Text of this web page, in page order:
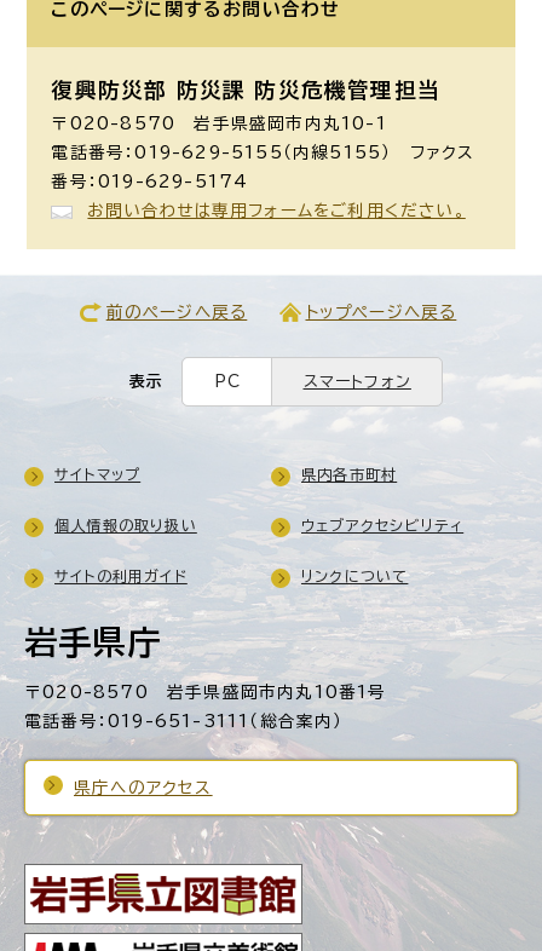
このページに関する お問い合わせ
復興防災部 防災課 防災危機管理担当
〒020-8570 岩手県盛岡市内丸10-1
電話番号：019-629-5155（内線5155） ファクス
番号：019-629-5174
お問い合わせは専用フォームをご利用ください。
前のページへ戻る トップページへ戻る
表示 PC スマートフォン
岩手県庁
〒020-8570 岩手県盛岡市内丸10番1号
電話番号：019-651-3111（総合案内）
県庁へのアクセス
サイトマップ 県内各市町村
個人情報の取り扱い ウェブアクセシビリティ
サイトの利用ガイド リンクについて